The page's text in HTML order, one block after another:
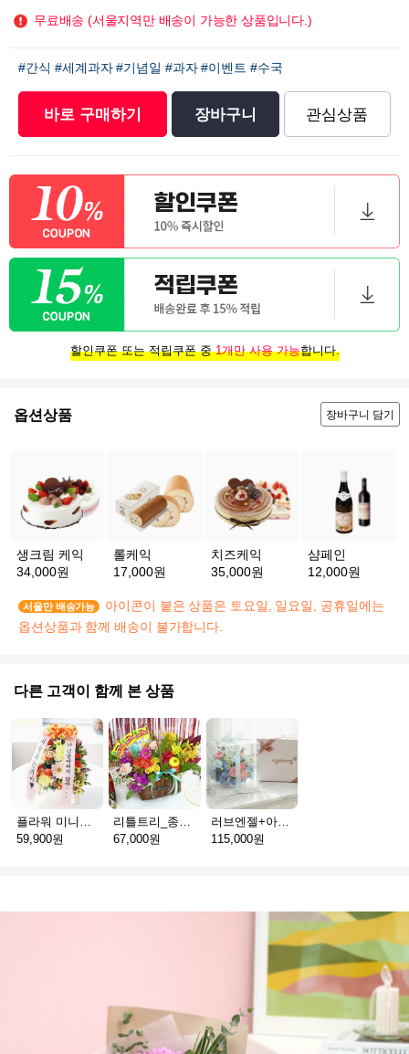
무료배송 (서울지역만 배송이 가능한 상품입니다.)
#간식 #세계과자 #기념일 #과자 #이벤트 #수국
바로 구매하기 장바구니 관심상품
할인쿠폰 또는 적립쿠폰 중1개만 사용 가능합니다.
옵션상품 장바구니 담기
생크림 케익
34,000원
롤케익
17,000원
치즈케익
35,000원
샴페인
12,000원
서울만 배송가능
아이콘이 붙은 상품은 토요일, 일요일, 공휴일에는
옵션상품과 함께 배송이 불가합니다.
다른 고객이 함께 본 상품
플라워 미니화환 A(서울)
59,900원
리틀트리_종이방향제(서울)
67,000원
러브엔젤+아가방딸랑이(서울)
115,000원